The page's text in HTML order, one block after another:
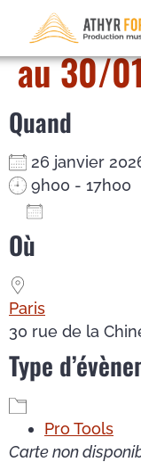
Pro
au 30/
Quand
26 janvier
9h00 - 17h00
Où
Paris
30 rue de la
Type
Pro Tools
Carte non